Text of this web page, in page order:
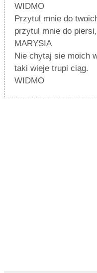
WIDMO
Przytul mnie do
przytul mnie do
MARYSIA
Nie chytaj sie moich
taki wieje trupi ciąg.
WIDMO